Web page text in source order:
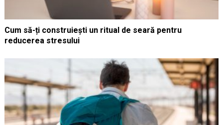
Cum să-ți construiești un ritual de seară pentru
reducerea stresului